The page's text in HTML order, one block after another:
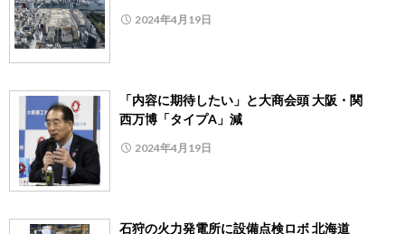
2024年4月19日
「内容に期待したい」と大商会頭 大阪・関
西万博「タイプA」減
2024年4月19日
石狩の火力発電所に設備点検ロボ 北海道